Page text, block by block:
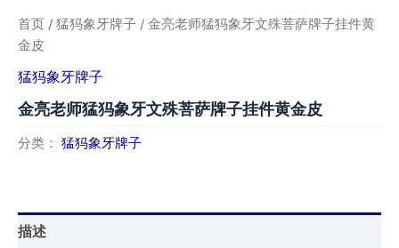
首页 / 猛犸象牙牌子 / 金亮老师猛犸象牙文殊菩萨牌子挂件黄
金皮
猛犸象牙牌子
金亮老师猛犸象牙文殊菩萨牌子挂件黄金皮
分类： 猛犸象牙牌子
描述